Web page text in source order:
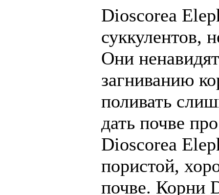
Dioscorea
суккулентов,
Они
загниванию
поливать
дать почве
Dioscorea
пористой,
почве. Корни